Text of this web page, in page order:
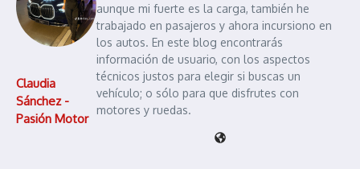
Claudia
Sánchez -
Pasión Motor
aunque mi fuerte es la carga, también he
trabajado en pasajeros y ahora incursiono en
los autos. En este blog encontrarás
información de usuario, con los aspectos
técnicos justos para elegir si buscas un
vehículo; o sólo para que disfrutes con
motores y ruedas.